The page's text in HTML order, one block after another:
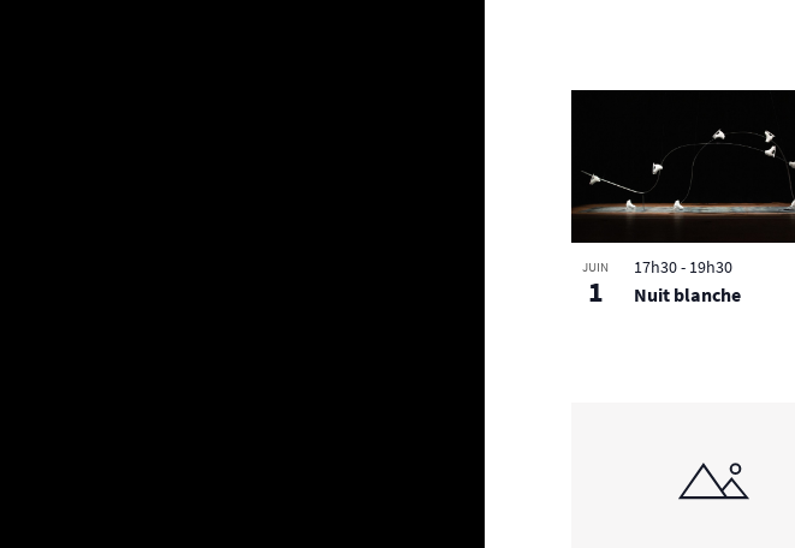
JUIN
1 Nuit blanche
17h30- 19h30